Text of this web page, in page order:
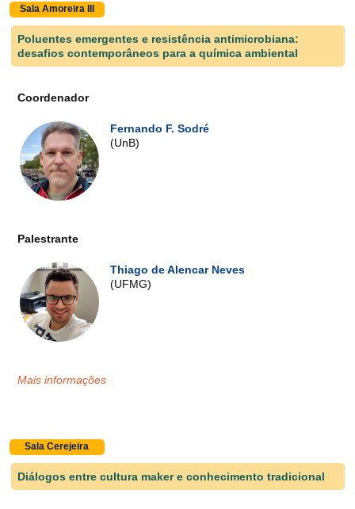
Sala Amoreira III
Poluentes emergentes e resistência antimicrobiana:
desafios contemporâneos para a química ambiental
Coordenador
Fernando F. Sodré
(UnB)
Palestrante
Thiago de Alencar Neves
(UFMG)
Mais informações
Sala Cerejeira
Diálogos entre cultura maker e conhecimento tradicional